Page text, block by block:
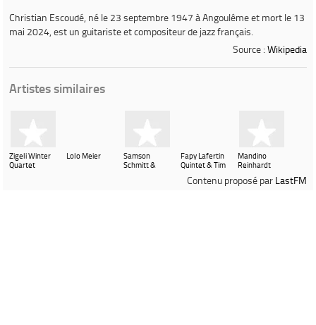
Christian Escoudé, né le 23 septembre 1947 à Angoulême et mort le 13
mai 2024, est un guitariste et compositeur de jazz français.
Source : Wikipedia
Artistes similaires
Zigeli Winter
Quartet
Lolo Meier
Samson
Schmitt &
Fapy Lafertin
Quintet & Tim
Mandino
Reinhardt
Contenu proposé par LastFM